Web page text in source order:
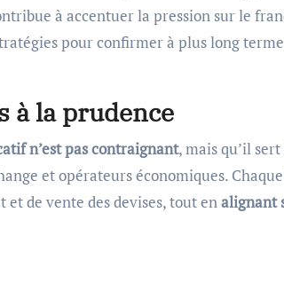
à accentuer la pression sur le
pour confirmer à plus long
à la prudence
n’est pas contraignant, mais qu’il sert
et opérateurs économiques.
de vente des devises, tout enalignant